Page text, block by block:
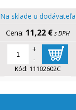
Na sklade u dodávateľa
11,22 € s DPH
+
-
Kód: 11102602C